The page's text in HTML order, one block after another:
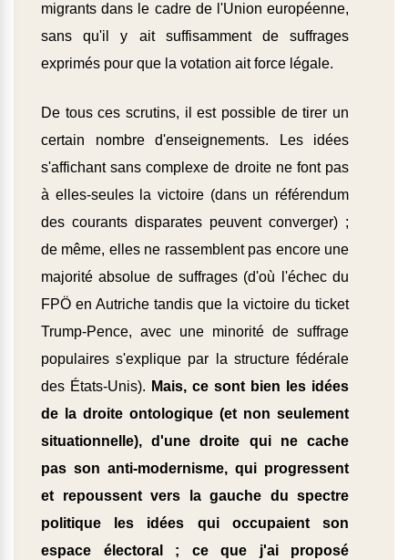
migrants dans le cadre de l'Union européenne,
sans qu'il y ait suffisamment de suffrages
exprimés pour que la votation ait force légale.
De tous ces scrutins, il est possible de tirer un
certain nombre d'enseignements. Les idées
s'affichant sans complexe de droite ne font pas
à elles-seules la victoire (dans un référendum
des courants disparates peuvent converger) ;
de même, elles ne rassemblent pas encore une
majorité absolue de suffrages (d'où l'échec du
FPÖ en Autriche tandis que la victoire du ticket
Trump-Pence, avec une minorité de suffrage
populaires s'explique par la structure fédérale
des États-Unis). Mais, ce sont bien les idées
de la droite ontologique (et non seulement
situationnelle), d'une droite qui ne cache
pas son anti-modernisme, qui progressent
et repoussent vers la gauche du spectre
politique les idées qui occupaient son
espace électoral ; ce que j'ai proposé